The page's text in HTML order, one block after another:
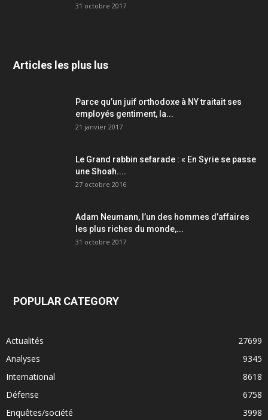
31 octobre 2017
Articles les plus lus
Parce qu’un juif orthodoxe à NY traitait ses
employés gentiment, la...
21 janvier 2017
Le Grand rabbin sefarade : « En Syrie se passe
une Shoah....
27 octobre 2016
Adam Neumann, l’un des hommes d’affaires
les plus riches du monde,...
31 octobre 2017
POPULAR CATEGORY
Actualités
27699
Analyses
9345
International
8618
Défense
6758
Enquêtes/société
3998